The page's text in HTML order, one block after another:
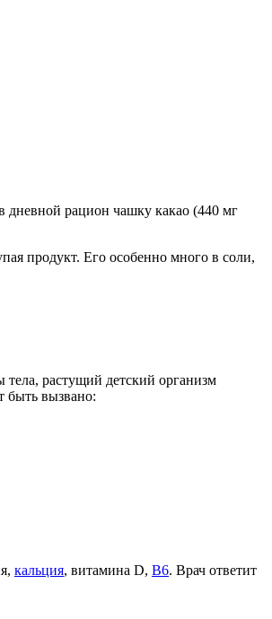
дневной рацион чашку какао (440 мг
продукт. Его особенно много в соли,
растущий детский организм
быть вызвано:
кальция, витамина D, B6. Врач ответит